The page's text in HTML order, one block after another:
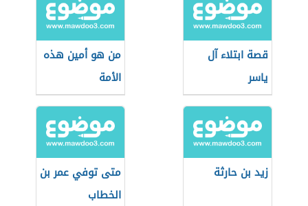
قصة ابتلاء آل
ياسر
من هو أمين هذه
الأمة
زيد بن حارثة
متى توفي عمر بن
الخطاب